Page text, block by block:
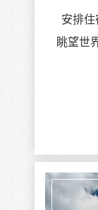
安排
眺望世